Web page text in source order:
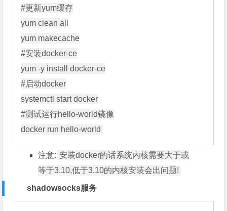
#更新yum缓存
yum clean all
#安装docker-ce
#启动docker
#测试运行hello-world镜像
docker run hello-world
注意: 安装docker的话系统内核需要大于或
等于3.10,低于3.10的内核安装会出问题!
shadowsocks服务